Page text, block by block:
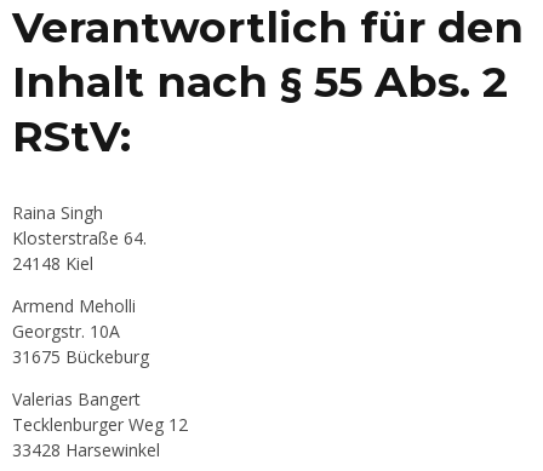
Verantwortlich für den
Inhalt nach § 55 Abs. 2
RStV:
Raina Singh
Klosterstraße 64.
24148 Kiel
Armend Meholli
Georgstr. 10A
31675 Bückeburg
Valerias Bangert
Tecklenburger Weg 12
33428 Harsewinkel